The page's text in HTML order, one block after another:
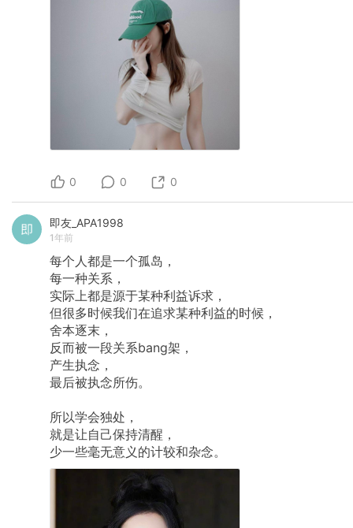
0 0 0
即友_APA1998
1年前
每个人都是一个孤岛，
每一种关系，
实际上都是源于某种利益诉求，
但很多时候我们在追求某种利益的时候，
舍本逐末，
反而被一段关系bang架，
产生执念，
最后被执念所伤。
所以学会独处，
就是让自己保持清醒，
少一些毫无意义的计较和杂念。